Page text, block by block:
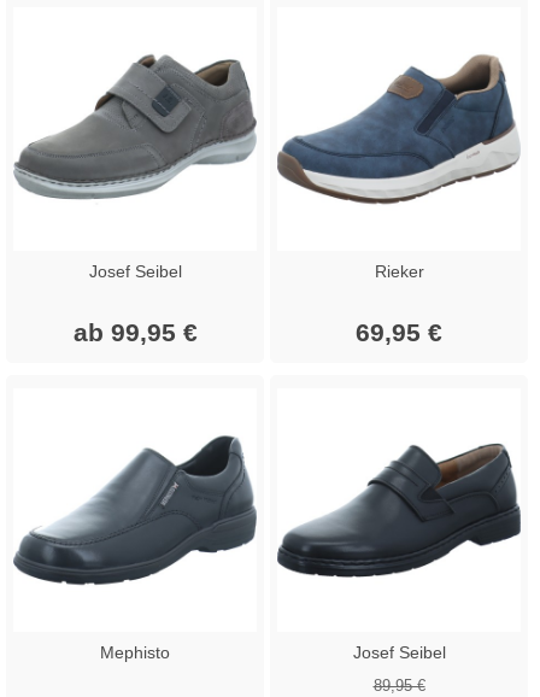
Josef Seibel
ab 99,95 €
Rieker
69,95 €
Mephisto Josef Seibel
89,95 €